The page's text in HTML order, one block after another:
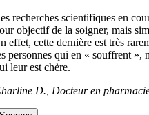
recherches scientifiques en
objectif de la soigner, mais
effet, cette dernière est très
personnes qui en « souffrent »,
leur est chère.
D., Docteur en